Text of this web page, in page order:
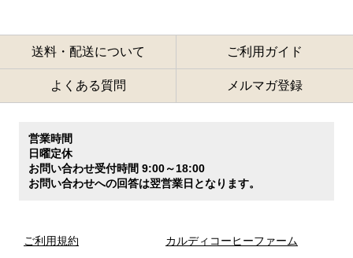
送料・配送について ご利用ガイド
よくある質問 メルマガ登録
営業時間
日曜定休
お問い合わせ受付時間 9:00～18:00
お問い合わせへの回答は翌営業日となります。
ご利用規約 カルディコーヒーファーム